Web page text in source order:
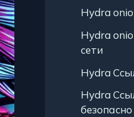
Hydra
Hydra
сети
Hydra
Hydra
безопасно